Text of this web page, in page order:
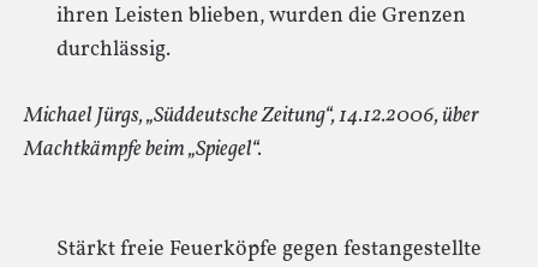
ihren Leisten blieben, wurden die Grenzen
durchlässig.
Michael Jürgs, „Süddeutsche Zeitung“, 14.12.2006, über
Machtkämpfe beim „Spiegel“.
Stärkt freie Feuerköpfe gegen festangestellte